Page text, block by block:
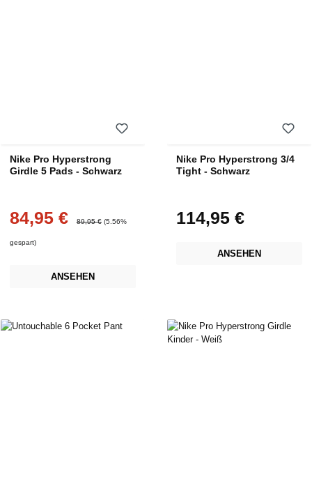
Nike Pro Hyperstrong
Girdle 5 Pads - Schwarz
Verkaufspreis:
84,95 € 89,95 € (5.56%
gespart)
ANSEHEN
Nike Pro Hyperstrong 3/4
Tight - Schwarz
Regulärer Preis:
114,95 €
ANSEHEN